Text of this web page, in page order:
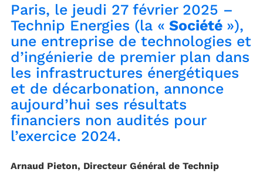
Paris, le jeudi 27 février 2025 –
Technip Energies (la « Société »),
une entreprise de technologies et
d’ingénierie de premier plan dans
les infrastructures énergétiques
et de décarbonation, annonce
aujourd’hui ses résultats
financiers non audités pour
l’exercice 2024.
Arnaud Pieton, Directeur Général de Technip